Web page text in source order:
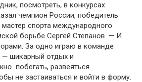
посмотреть, в конкурсах
чемпион России, победитель
спорта международного
борьбе Сергей Степанов. — И
За одно играю в команде
— шикарный отдых и
побегать, развеяться.
не застаиваться и войти в форму.